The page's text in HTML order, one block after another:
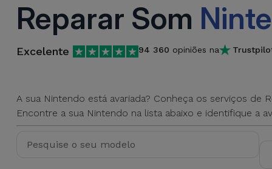
Avaria
Macbook
/ iMac
iPhones
Recondicionados
Recondicionados
iPads
Recondicionados
Produtos
Novidades
Cabos
Promoções
Retomas
Reparar Som
Excelente 94 360 opiniões na
A sua Nintendo está avariada? Conheça os serviços de
Encontre a sua Nintendo na lista abaixo e identifique a